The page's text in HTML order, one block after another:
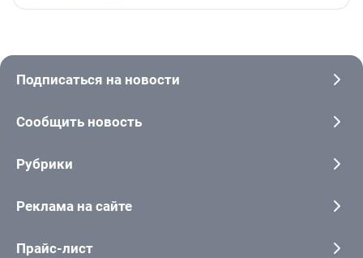
Подписаться на новости
Сообщить новость
Рубрики
Реклама на сайте
Прайс-лист